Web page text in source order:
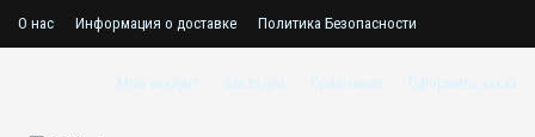
О нас Информация о доставке Политика Безопасности
Мой аккаунт Закладки Сравнение Оформить заказ